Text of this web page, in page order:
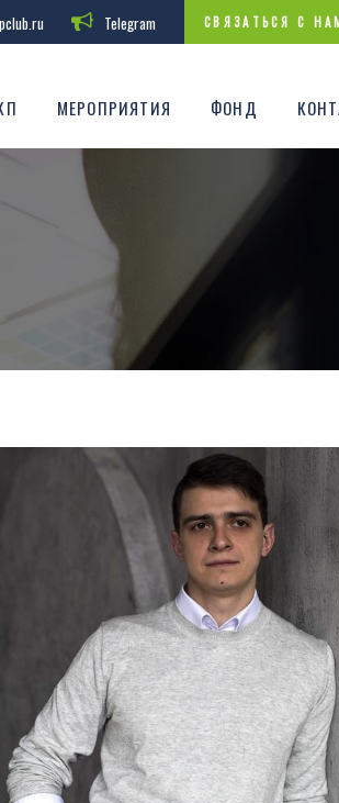
Telegram СВЯЗАТЬСЯ С
МЕРОПРИЯТИЯ ФОНД